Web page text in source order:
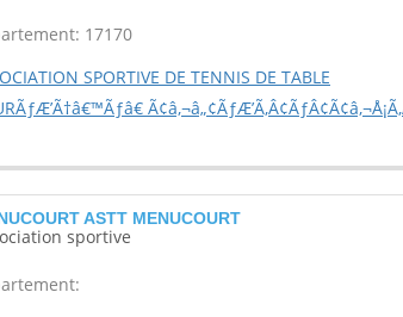
17170
SPORTIVE DE TENNIS DE TABLE
ASTT MENUCOURT
sportive